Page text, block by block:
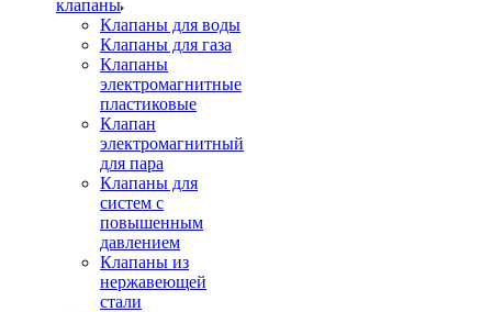
клапаны
Клапаны для воды
Клапаны для газа
Клапаны
электромагнитные
пластиковые
Клапан
электромагнитный
для пара
Клапаны для
систем с
повышенным
давлением
Клапаны из
нержавеющей
стали